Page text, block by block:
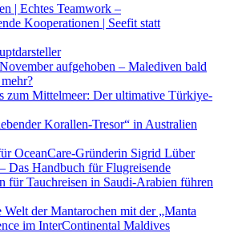
| Echtes Teamwork –
Kooperationen | Seefit statt
aufgehoben – Malediven bald
zum Mittelmeer: Der ultimative Türkiye-
Korallen-Tresor“ in Australien
OceanCare-Gründerin Sigrid Lüber
Das Handbuch für Flugreisende
für Tauchreisen in Saudi-Arabien führen
der Mantarochen mit der „Manta
im InterContinental Maldives